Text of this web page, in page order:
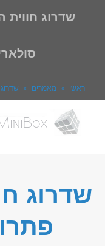
שדרוג
ראשי » מאמרים »
שדרוג